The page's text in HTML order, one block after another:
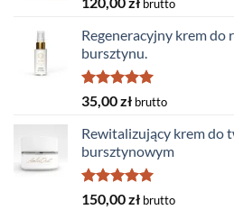
5.00na 5
brutto
Regeneracyjny krem do
bursztynu.
Oceniono
5.00
35,00zł brutto
Rewitalizujący krem do
bursztynowym
Oceniono
5.00na 5
150,00zł brutto